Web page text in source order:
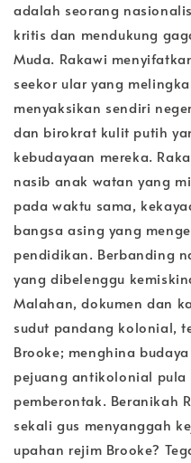
adalah seorang
kritis dan mendukung
Muda. Rakawi
seekor ular yang
menyaksikan sendiri
dan birokrat kulit putih
kebudayaan mereka.
nasib anak watan yang
pada waktu sama,
bangsa asing yang
pendidikan. Berbanding
yang dibelenggu
Malahan, dokumen dan
sudut pandang kolonial,
Brooke; menghina
pejuang antikolonial
pemberontak. Beranikah
sekali gus menyanggah
upahan rejim Brooke?